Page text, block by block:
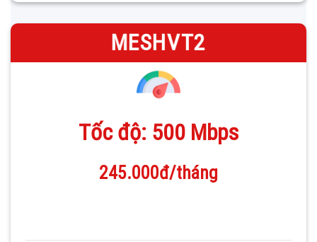
—
MESHVT2
Tốc độ: 500 Mbps
245.000đ/tháng